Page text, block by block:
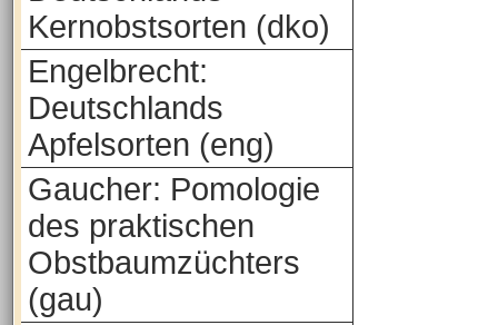
Kernobstsorten (dko)
Engelbrecht:
Deutschlands
Apfelsorten (eng)
Gaucher: Pomologie
des praktischen
Obstbaumzüchters
(gau)